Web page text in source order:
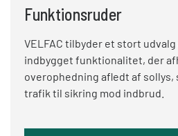
Funktionsruder
VELFAC tilbyder et stort
indbygget funktionalitet, der
overophedning afledt af
trafik til sikring mod indbrud.